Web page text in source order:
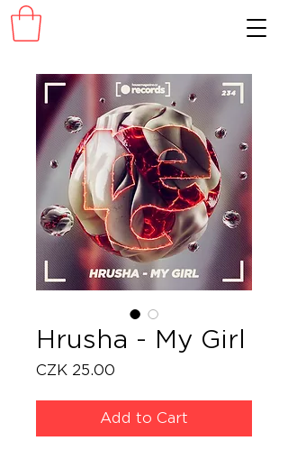
Hrusha - My Girl
CZK 25.00
Add to Cart